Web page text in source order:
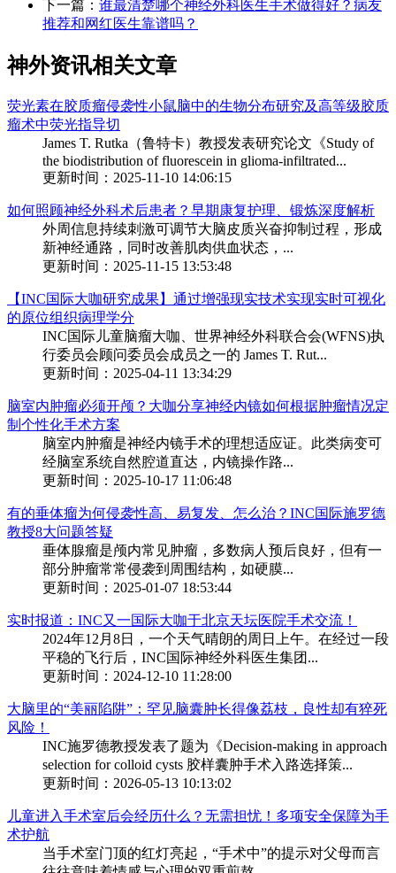
下一篇： 谁最清楚哪个神经外科医生手术做得好？病友
推荐和网红医生靠谱吗？
神外资讯相关文章
荧光素在胶质瘤侵袭性小鼠脑中的生物分布研究及高等级胶质
瘤术中荧光指导切
James T. Rutka（鲁特卡）教授发表研究论文《Study of
the biodistribution of fluorescein in glioma-infiltrated...
更新时间：2025-11-10 14:06:15
如何照顾神经外科术后患者？早期康复护理、锻炼深度解析
外周信息持续刺激可调节大脑皮质兴奋抑制过程，形成
新神经通路，同时改善肌肉供血状态，...
更新时间：2025-11-15 13:53:48
【INC国际大咖研究成果】通过增强现实技术实现实时可视化
的原位组织病理学分
INC国际儿童脑瘤大咖、世界神经外科联合会(WFNS)执
行委员会顾问委员会成员之一的 James T. Rut...
更新时间：2025-04-11 13:34:29
脑室内肿瘤必须开颅？大咖分享神经内镜如何根据肿瘤情况定
制个性化手术方案
脑室内肿瘤是神经内镜手术的理想适应证。此类病变可
经脑室系统自然腔道直达，内镜操作路...
更新时间：2025-10-17 11:06:48
有的垂体瘤为何侵袭性高、易复发、怎么治？INC国际施罗德
教授8大问题答疑
垂体腺瘤是颅内常见肿瘤，多数病人预后良好，但有一
部分肿瘤常常侵袭到周围结构，如硬膜...
更新时间：2025-01-07 18:53:44
实时报道：INC又一国际大咖于北京天坛医院手术交流！
2024年12月8日，一个天气晴朗的周日上午。在经过一段
平稳的飞行后，INC国际神经外科医生集团...
更新时间：2024-12-10 11:28:00
大脑里的“美丽陷阱”：罕见脑囊肿长得像荔枝，良性却有猝死
风险！
INC施罗德教授发表了题为《Decision-making in approach
selection for colloid cysts 胶样囊肿手术入路选择策...
更新时间：2026-05-13 10:13:02
儿童进入手术室后会经历什么？无需担忧！多项安全保障为手
术护航
当手术室门顶的红灯亮起，“手术中”的提示对父母而言